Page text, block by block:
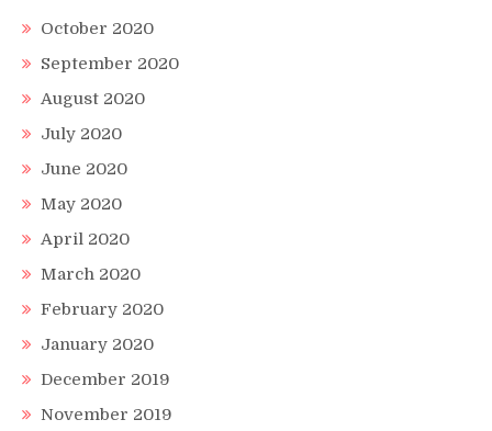
October 2020
September 2020
August 2020
July 2020
June 2020
May 2020
April 2020
March 2020
February 2020
January 2020
December 2019
November 2019